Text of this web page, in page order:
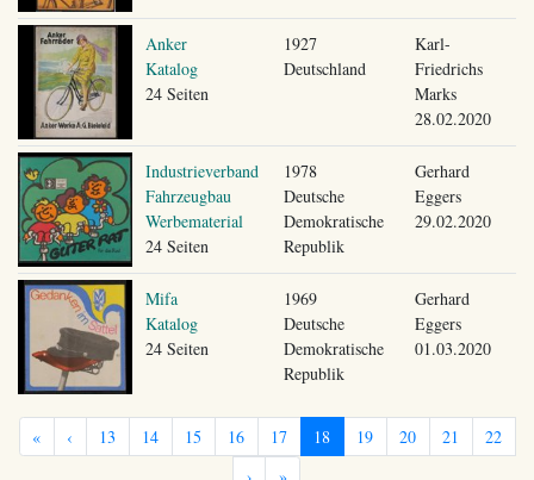
Anker
Katalog
24 Seiten
1927
Deutschland
Karl-
Friedrichs
Marks
28.02.2020
Industrieverband
Fahrzeugbau
Werbematerial
24 Seiten
1978
Deutsche
Demokratische
Republik
Gerhard
Eggers
29.02.2020
Mifa
Katalog
24 Seiten
1969
Deutsche
Demokratische
Republik
Gerhard
Eggers
01.03.2020
« ‹ 13 14 15 16 17 18 19 20 21
22
›
»